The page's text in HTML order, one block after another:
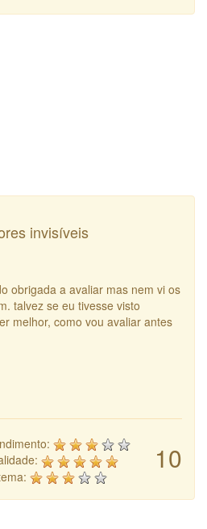
invisíveis
obrigada a avaliar mas nem vi os
talvez se eu tivesse visto
melhor, como vou avaliar antes
10